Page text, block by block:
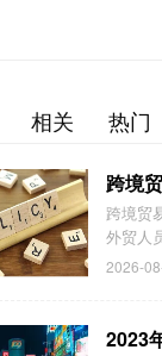
相关 热门
跨境
跨境贸
外贸人
2026-
2023